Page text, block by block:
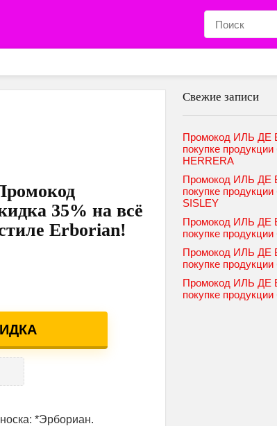
35% на всё
Erborian!
*Эрбориан.
Свежие записи
Промокод ИЛЬ ДЕ
покупке
HERRERA
Промокод ИЛЬ ДЕ
покупке
SISLEY
Промокод ИЛЬ ДЕ
покупке
Промокод ИЛЬ ДЕ
покупке
Промокод ИЛЬ ДЕ
покупке